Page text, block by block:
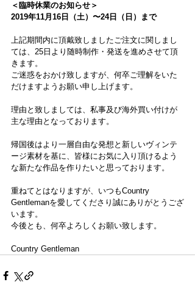
＜臨時休業のお知らせ＞
2019年11月16日（土）〜24日（日）まで
上記期間内に頂戴致しましたご注文に関しまし
ては、25日より随時制作・発送を進めさせて頂
きます。
ご迷惑をおかけ致しますが、何卒ご理解をいた
だけますようお願い申し上げます。
理由と致しましては、私事及び海外買い付けが
主な理由となっております。
帰国後はより一層自由な発想と新しいヴィンテ
ージ素材を基に、皆様にお気に入り頂けるよう
な新たな作品を作りたいと思っております。
重ねてとはなりますが、いつもCountry
Gentlemanを愛してくださり誠にありがとうござ
います。
今後とも、何卒よろしくお願い致します。
Country Gentleman